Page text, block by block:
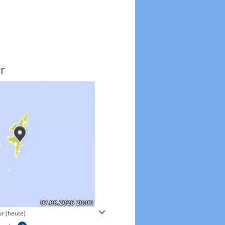
(heute) Windgeschwindigkeiten in 3h